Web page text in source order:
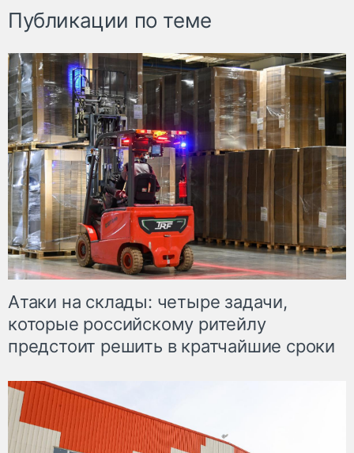
Публикации по теме
Атаки на склады: четыре задачи,
которые российскому ритейлу
предстоит решить в кратчайшие сроки